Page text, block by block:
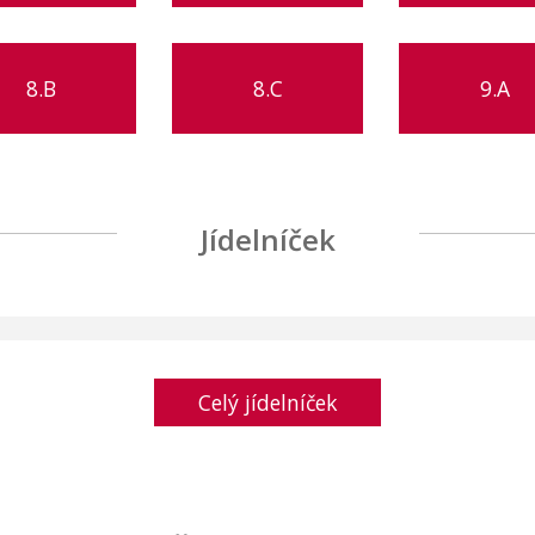
8.B 8.C 9.A
Jídelníček
Celý jídelníček